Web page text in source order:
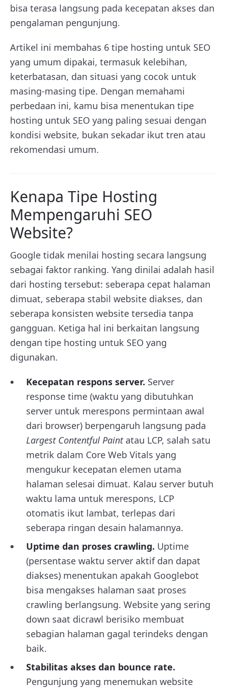
bisa terasa langsung pada kecepatan akses dan
pengalaman pengunjung.
Artikel ini membahas 6 tipe hosting untuk SEO
yang umum dipakai, termasuk kelebihan,
keterbatasan, dan situasi yang cocok untuk
masing-masing tipe. Dengan memahami
perbedaan ini, kamu bisa menentukan tipe
hosting untuk SEO yang paling sesuai dengan
kondisi website, bukan sekadar ikut tren atau
rekomendasi umum.
Kenapa Tipe Hosting
Mempengaruhi SEO
Website?
Google tidak menilai hosting secara langsung
sebagai faktor ranking. Yang dinilai adalah hasil
dari hosting tersebut: seberapa cepat halaman
dimuat, seberapa stabil website diakses, dan
seberapa konsisten website tersedia tanpa
gangguan. Ketiga hal ini berkaitan langsung
dengan tipe hosting untuk SEO yang
digunakan.
Kecepatan respons server. Server
response time (waktu yang dibutuhkan
server untuk merespons permintaan awal
dari browser) berpengaruh langsung pada
Largest Contentful Paintatau LCP, salah satu
metrik dalam Core Web Vitals yang
mengukur kecepatan elemen utama
halaman selesai dimuat. Kalau server butuh
waktu lama untuk merespons, LCP
otomatis ikut lambat, terlepas dari
seberapa ringan desain halamannya.
Uptime dan proses crawling. Uptime
(persentase waktu server aktif dan dapat
diakses) menentukan apakah Googlebot
bisa mengakses halaman saat proses
crawling berlangsung. Website yang sering
down saat dicrawl berisiko membuat
sebagian halaman gagal terindeks dengan
baik.
Stabilitas akses dan bounce rate.
Pengunjung yang menemukan website